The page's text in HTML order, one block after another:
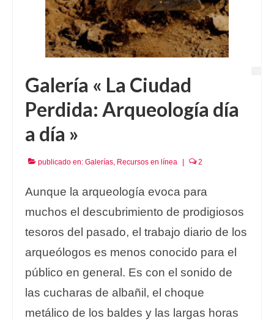
Galería « La Ciudad
Perdida: Arqueología día
a día »
publicado en: Galerías, Recursos en línea 2
Aunque la arqueología evoca para
muchos el descubrimiento de prodigiosos
tesoros del pasado, el trabajo diario de los
arqueólogos es menos conocido para el
público en general. Es con el sonido de
las cucharas de albañil, el choque
metálico de los baldes y las largas horas